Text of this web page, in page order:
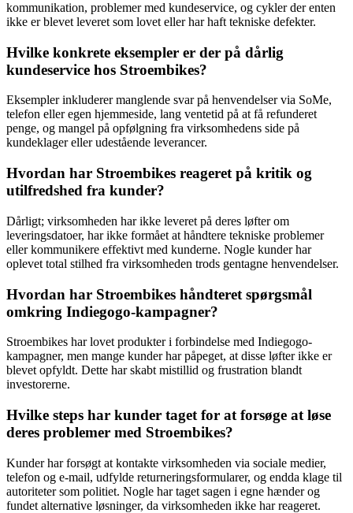
kommunikation, problemer med kundeservice, og cykler der enten
ikke er blevet leveret som lovet eller har haft tekniske defekter.
Hvilke konkrete eksempler er der på dårlig
kundeservice hos Stroembikes?
Eksempler inkluderer manglende svar på henvendelser via SoMe,
telefon eller egen hjemmeside, lang ventetid på at få refunderet
penge, og mangel på opfølgning fra virksomhedens side på
kundeklager eller udestående leverancer.
Hvordan har Stroembikes reageret på kritik og
utilfredshed fra kunder?
Dårligt; virksomheden har ikke leveret på deres løfter om
leveringsdatoer, har ikke formået at håndtere tekniske problemer
eller kommunikere effektivt med kunderne. Nogle kunder har
oplevet total stilhed fra virksomheden trods gentagne henvendelser.
Hvordan har Stroembikes håndteret spørgsmål
omkring Indiegogo-kampagner?
Stroembikes har lovet produkter i forbindelse med Indiegogo-
kampagner, men mange kunder har påpeget, at disse løfter ikke er
blevet opfyldt. Dette har skabt mistillid og frustration blandt
investorerne.
Hvilke steps har kunder taget for at forsøge at løse
deres problemer med Stroembikes?
Kunder har forsøgt at kontakte virksomheden via sociale medier,
telefon og e-mail, udfylde returneringsformularer, og endda klage til
autoriteter som politiet. Nogle har taget sagen i egne hænder og
fundet alternative løsninger, da virksomheden ikke har reageret.